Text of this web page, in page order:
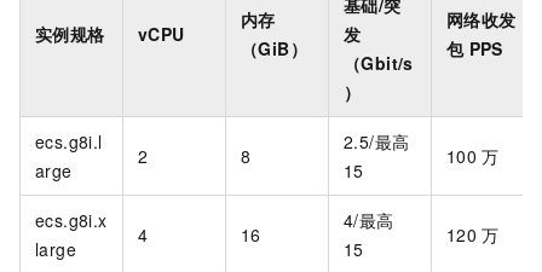
实例规格 vCPU
内存
（GiB）
发
（Gbit/s
）
网络收发
包 PPS
ecs.g8i.l
arge
2 8
2.5/最高
15
100 万
ecs.g8i.x
large
4 16
4/最高
15
120 万